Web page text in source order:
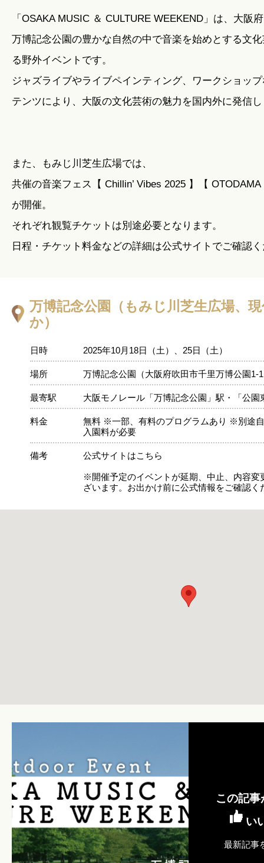
私たちのこと
「OSAKA MUSIC ＆ CULTURE WEEKEND」は、大阪
万博記念公園の豊かな自然の中で音楽を始めとする文
る野外イベントです。
ジャズライブやライブペインティング、ワークショッ
テンツにより、大阪の文化芸術の魅力を国内外に発信
また、もみじ川芝生広場では、
共催の音楽フェス【 Chillin’ Vibes 2025 】【
が開催。
それぞれ観覧チケットは別途必要となります。
日程・チケット料金などの詳細は公式サイトでご確認
万博記念公園（もみじ川芝生広場、
か）
日時 2025年10月18日（土）、25日（土）
場所 万博記念公園（大阪府吹田市千里万博公園1-
最寄駅 大阪モノレール「万博記念公園」駅・「公園
料金
無料 ※一部、有料のプログラムあり ※別途
入園料が必要
備考 公式サイトはこちら
※開催予定のイベントが延期、中止、内容変
ざいます。お出かけ前に公式情報をご確認く
この記
い
最新記事